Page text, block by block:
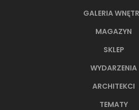
GALERIA
MAGAZYN
SKLEP
WYDARZENIA
ARCHITEKCI
TEMATY